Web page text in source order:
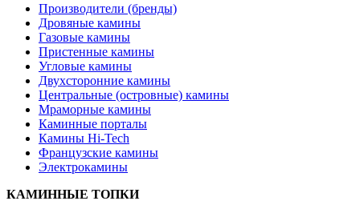
Производители (бренды)
Дровяные камины
Газовые камины
Пристенные камины
Угловые камины
Двухсторонние камины
Центральные (островные) камины
Мраморные камины
Каминные порталы
Камины Hi-Tech
Французские камины
Электрокамины
КАМИННЫЕ ТОПКИ